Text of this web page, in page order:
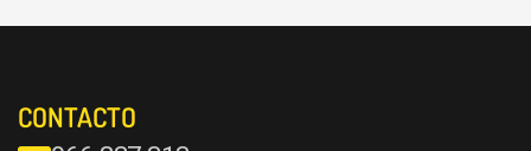
CONTACTO